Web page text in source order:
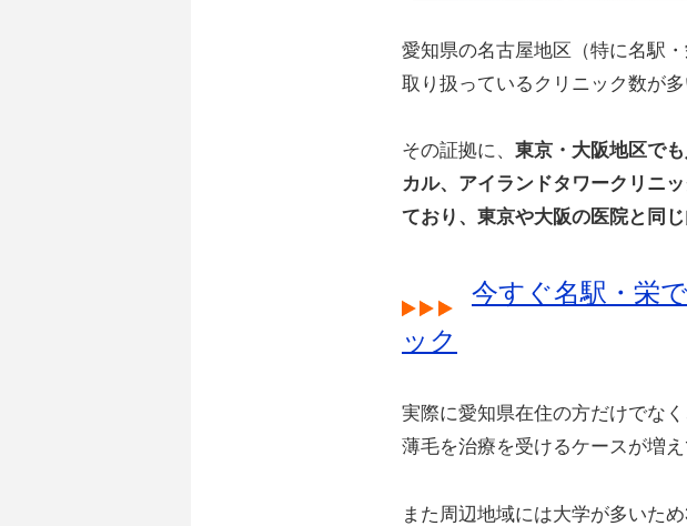
愛知県の名古屋地区（特に名駅
取り扱っているクリニック数が多
その証拠に、 東京・大阪地区で
カル、アイランドタワークリニ
ており、東京や大阪の医院と同
今すぐ名駅・栄
ック
実際に愛知県在住の方だけでな
薄毛を治療を受けるケースが増え
また周辺地域には大学が多いた